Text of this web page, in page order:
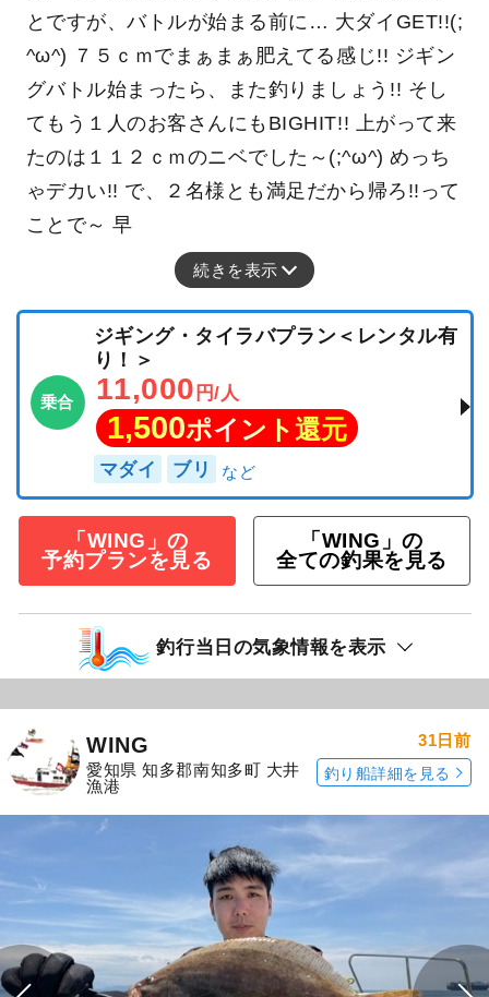
とですが、バトルが始まる前に… 大ダイGET!!(;
^ω^) ７５ｃｍでまぁまぁ肥えてる感じ!! ジギン
グバトル始まったら、また釣りましょう!! そし
てもう１人のお客さんにもBIGHIT!! 上がって来
たのは１１２ｃｍのニベでした～(;^ω^) めっち
ゃデカい!! で、２名様とも満足だから帰ろ!!って
ことで～ 早
続きを表示
乗合
ジギング・タイラバプラン＜レンタル有
り！＞
11,000 円/人
1,500ポイント還元
マダイ ブリ
「WING」の
予約プランを見る
「WING」の
全ての釣果を見る
釣行当日の気象情報を表示
WING
愛知県 知多郡南知多町 大井
漁港
31日前
釣り船詳細を見る